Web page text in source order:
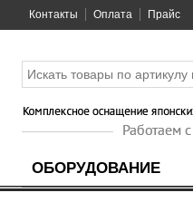
Контакты Оплата Прайс
ОБОРУДОВАНИЕ